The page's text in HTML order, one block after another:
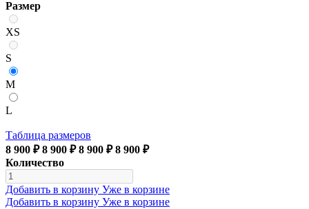
Размер
XS
S
M
L
Таблица размеров
8 900 ₽ 8 900 ₽ 8 900 ₽ 8 900 ₽
Количество
Добавить в корзину Уже в корзине
Добавить в корзину Уже в корзине